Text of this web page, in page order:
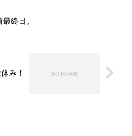
終日。
み！